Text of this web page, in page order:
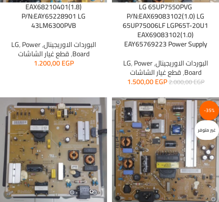
LG 65UP7550PVG
P/N:EAX69083102(1.0) LG
65UP75006LF LGP65T-20U1
EAX69083102(1.0)
EAY65769223 Power Supply
البوردات الاوريجينال,
LG,Power
Board
,قطع غيار الشاشات
2.000,00EGP
1.500,00EGP
EAX68210401(1.8)
P/N:EAY65228901 LG
43LM6300PVB
البوردات الاوريجينال,
LG,Power
Board
,قطع غيار الشاشات
1.200,00EGP
-35%
غير متوفر